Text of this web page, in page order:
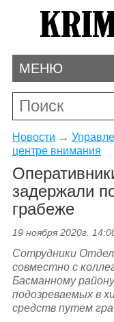
МЕНЮ
Новости →
центре внимания
задержали
грабеже
19 ноября 2020г.
Сотрудники
совместно с
Басманному
подозреваемых в
средств путем